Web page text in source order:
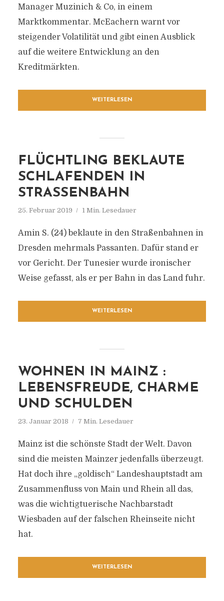
Manager Muzinich & Co, in einem
Marktkommentar. McEachern warnt vor
steigender Volatilität und gibt einen Ausblick
auf die weitere Entwicklung an den
Kreditmärkten.
WEITERLESEN
FLÜCHTLING BEKLAUTE
SCHLAFENDEN IN
STRASSENBAHN
25. Februar 2019 1 Min. Lesedauer
Amin S. (24) beklaute in den Straßenbahnen in
Dresden mehrmals Passanten. Dafür stand er
vor Gericht. Der Tunesier wurde ironischer
Weise gefasst, als er per Bahn in das Land fuhr.
WEITERLESEN
WOHNEN IN MAINZ :
LEBENSFREUDE, CHARME
UND SCHULDEN
23. Januar 2018 7 Min. Lesedauer
Mainz ist die schönste Stadt der Welt. Davon
sind die meisten Mainzer jedenfalls überzeugt.
Hat doch ihre „goldisch“ Landeshauptstadt am
Zusammenfluss von Main und Rhein all das,
was die wichtigtuerische Nachbarstadt
Wiesbaden auf der falschen Rheinseite nicht
hat.
WEITERLESEN